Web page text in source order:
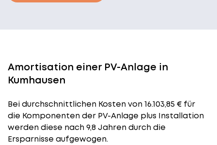
Amortisation einer PV-Anlage in
Kumhausen
Bei durchschnittlichen Kostenvon 16.103,85 € für
die Komponenten der PV-Anlage plus Installation
werden diese nach 9,8 Jahren durch die
Ersparnisse aufgewogen.